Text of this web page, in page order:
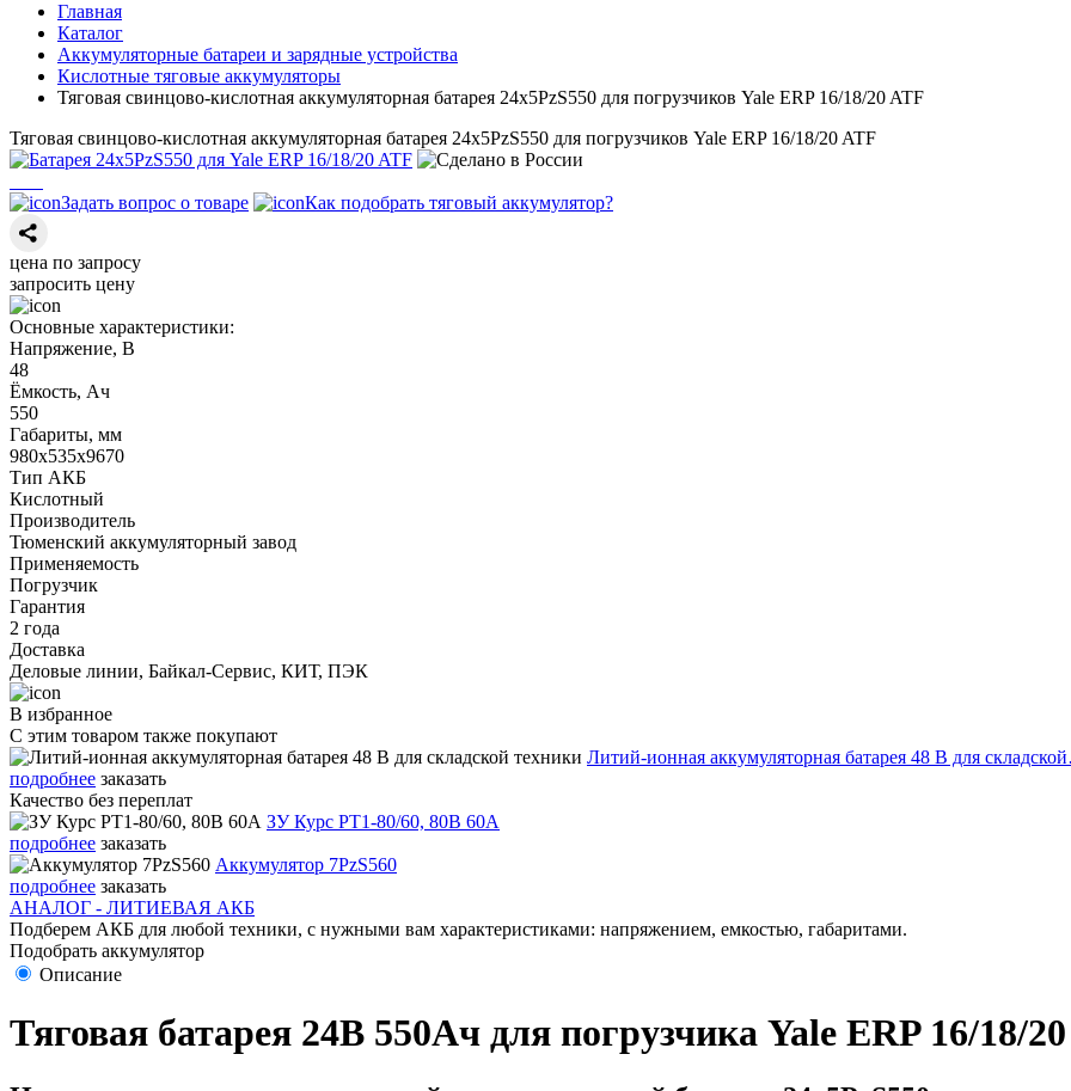
Главная
Каталог
Аккумуляторные батареи и зарядные устройства
Кислотные тяговые аккумуляторы
Тяговая свинцово-кислотная аккумуляторная батарея 24х5PzS550 для погрузчиков Yale ERP 16/18/20 ATF
Тяговая свинцово-кислотная аккумуляторная батарея 24х5PzS550 для погрузчиков Yale ERP 16/18/20 ATF
Задать вопрос о товаре Как подобрать тяговый аккумулятор?
цена по запросу
запросить цену
Основные характеристики:
Напряжение, В
48
Ёмкость, Ач
550
Габариты, мм
980х535х9670
Тип АКБ
Кислотный
Производитель
Тюменский аккумуляторный завод
Применяемость
Погрузчик
Гарантия
2 года
Доставка
Деловые линии, Байкал-Сервис, КИТ, ПЭК
В избранное
С этим товаром также покупают
Литий-ионная аккумуляторная батарея 48 В для
подробнее заказать
Качество без переплат
ЗУ Курс PT1-80/60, 80В 60А
подробнее заказать
Аккумулятор 7PzS560
подробнее заказать
АНАЛОГ - ЛИТИЕВАЯ АКБ
Подберем АКБ для любой техники, с нужными вам характеристиками: напряжением, емкостью, габаритами.
Подобрать аккумулятор
Описание
Тяговая батарея 24В 550Ач для погрузчика Yale ERP 16/18/